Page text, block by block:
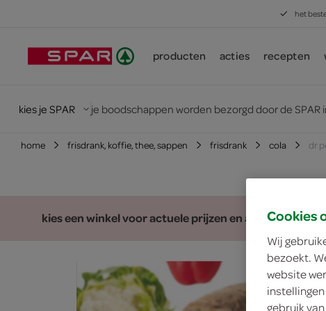
het
producten acties recepten
kies je SPAR je boodschappen worden bezorgd door de SPAR
home frisdrank, koffie, thee, sappen frisdrank cola dr
kies een winkel voor actuele prijzen en assortiment
Cookies
Wij
bezoekt.
website
gebruik